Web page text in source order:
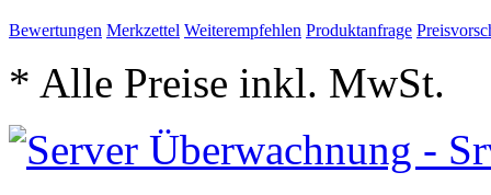
Bewertungen Merkzettel Weiterempfehlen Produktanfrage
* Alle Preise inkl. MwSt.